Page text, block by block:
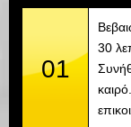
01
30